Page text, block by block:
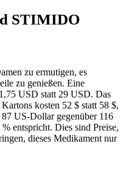
STIMIDO
zu ermutigen, es
zu genießen. Eine
USD statt 29 USD. Das
kosten 52 $ statt 58 $,
US-Dollar gegenüber 116
entspricht. Dies sind Preise,
dieses Medikament nur